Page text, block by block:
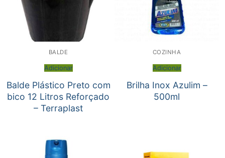
BALDE
Adicionar
Balde Plástico Preto com
bico 12 Litros Reforçado
– Terraplast
COZINHA
Adicionar
Brilha Inox Azulim –
500ml